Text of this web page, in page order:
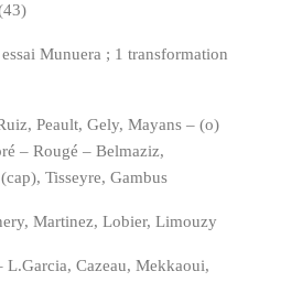
essai Munuera ; 1 transformation
Peault, Gely, Mayans – (o)
– Rougé – Belmaziz,
Tisseyre, Gambus
Martinez, Lobier, Limouzy
L.Garcia, Cazeau, Mekkaoui,